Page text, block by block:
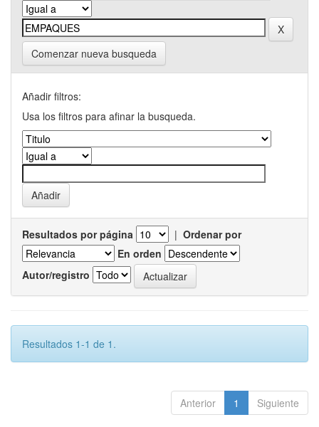
Comenzar nueva busqueda
Añadir filtros:
Usa los filtros para afinar la busqueda.
Resultados por página | Ordenar por
En orden
Autor/registro
Resultados 1-1 de 1.
Anterior 1 Siguiente